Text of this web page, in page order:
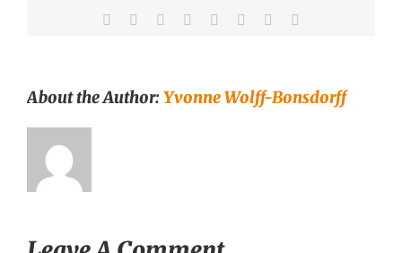
Facebook Reddit LinkedIn
TumblrPinterest
About the Author:Yvonne Wolff-Bonsdorff